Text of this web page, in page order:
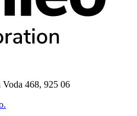
468, 925 06